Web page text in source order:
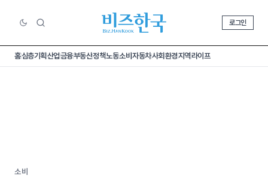
로그인
홈심층기획산업금융부동산정책노동소비 자동차사회환경지역라이프
소비